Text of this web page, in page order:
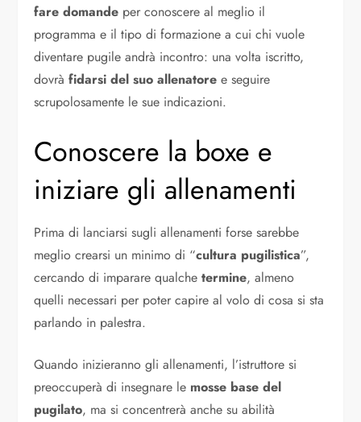
fare domande per conoscere al meglio il
programma e il tipo di formazione a cui chi vuole
diventare pugile andrà incontro: una volta iscritto,
dovràfidarsi del suo allenatore e seguire
scrupolosamente le sue indicazioni.
Conoscere la boxe e
iniziare gli allenamenti
Prima di lanciarsi sugli allenamenti forse sarebbe
meglio crearsi un minimo di “cultura pugilistica”,
cercando di imparare qualchetermine, almeno
quelli necessari per poter capire al volo di cosa si sta
parlando in palestra.
Quando inizieranno gli allenamenti, l’istruttore si
preoccuperà di insegnare le mosse base del
pugilato, ma si concentrerà anche su abilità